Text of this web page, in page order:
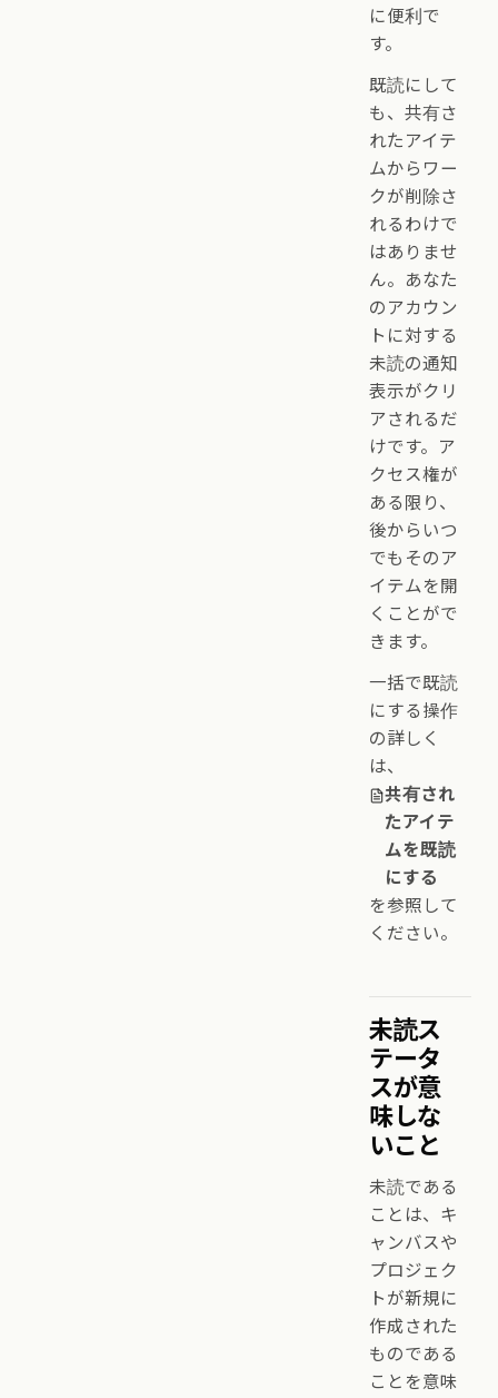
に便利で
す。
既読にして
も、共有さ
れたアイテ
ムからワー
クが削除さ
れるわけで
はありませ
ん。あなた
のアカウン
トに対する
未読の通知
表示がクリ
アされるだ
けです。ア
クセス権が
ある限り、
後からいつ
でもそのア
イテムを開
くことがで
きます。
一括で既読
にする操作
の詳しく
は、
共有され
たアイテ
ムを既読
にする
を参照して
ください。
未読ス
テータ
スが意
味しな
いこと
未読である
ことは、キ
ャンバスや
プロジェク
トが新規に
作成された
ものである
ことを意味